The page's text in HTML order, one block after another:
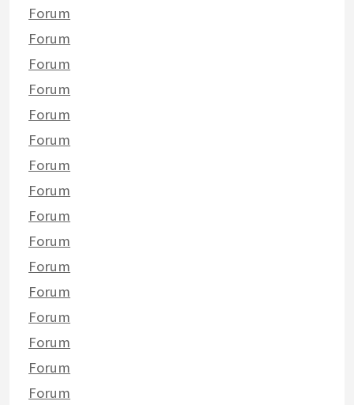
Forum
Forum
Forum
Forum
Forum
Forum
Forum
Forum
Forum
Forum
Forum
Forum
Forum
Forum
Forum
Forum